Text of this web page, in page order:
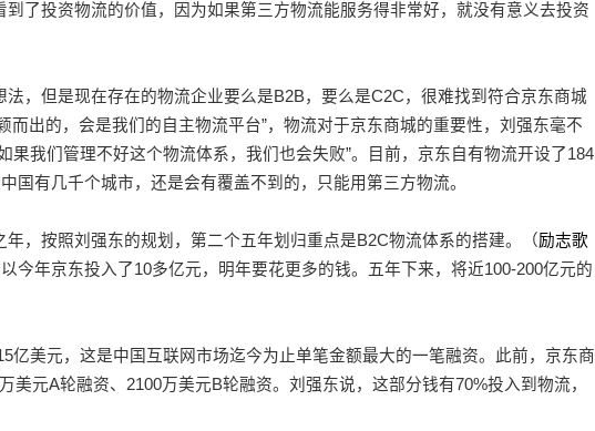
投资物流的价值，因为如果第三方物流能服务得非常好，就没有意义去投资
但是现在存在的物流企业要么是B2B，要么是C2C，很难找到符合京东商城
而出的，会是我们的自主物流平台”，物流对于京东商城的重要性，刘强东毫不
果我们管理不好这个物流体系，我们也会失败”。目前，京东自有物流开设了184
国有几千个城市，还是会有覆盖不到的，只能用第三方物流。
按照刘强东的规划，第二个五年划归重点是B2C物流体系的搭建。（励志歌
今年京东投入了10多亿元，明年要花更多的钱。五年下来，将近100-200亿元的
美元，这是中国互联网市场迄今为止单笔金额最大的一笔融资。此前，京东商
美元A轮融资、2100万美元B轮融资。刘强东说，这部分钱有70%投入到物流，